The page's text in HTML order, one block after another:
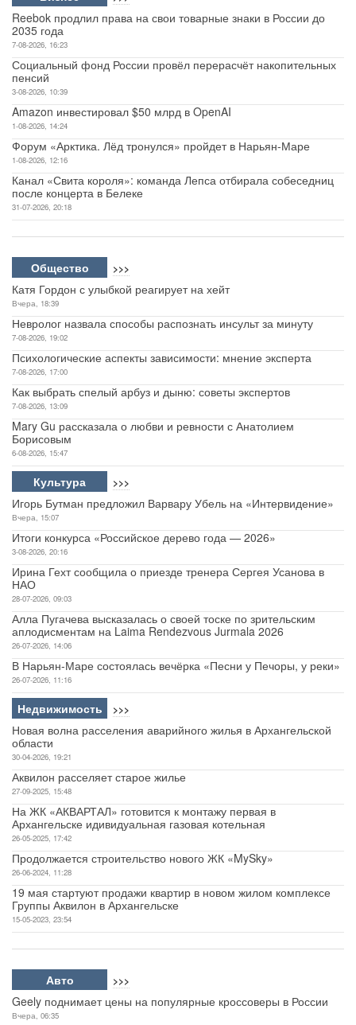
Reebok продлил права на свои товарные знаки в России до
2035 года
7-08-2026, 16:23
Социальный фонд России провёл перерасчёт накопительных
пенсий
3-08-2026, 10:39
Amazon инвестировал $50 млрд в OpenAI
1-08-2026, 14:24
Форум «Арктика. Лёд тронулся» пройдет в Нарьян-Маре
1-08-2026, 12:16
Канал «Свита короля»: команда Лепса отбирала собеседниц
после концерта в Белеке
31-07-2026, 20:18
Общество >>>
Катя Гордон с улыбкой реагирует на хейт
Вчера, 18:39
Невролог назвала способы распознать инсульт за минуту
7-08-2026, 19:02
Психологические аспекты зависимости: мнение эксперта
7-08-2026, 17:00
Как выбрать спелый арбуз и дыню: советы экспертов
7-08-2026, 13:09
Mary Gu рассказала о любви и ревности с Анатолием
Борисовым
6-08-2026, 15:47
Культура >>>
Игорь Бутман предложил Варвару Убель на «Интервидение»
Вчера, 15:07
Итоги конкурса «Российское дерево года — 2026»
3-08-2026, 20:16
Ирина Гехт сообщила о приезде тренера Сергея Усанова в
НАО
28-07-2026, 09:03
Алла Пугачева высказалась о своей тоске по зрительским
аплодисментам на Laima Rendezvous Jurmala 2026
26-07-2026, 14:06
В Нарьян-Маре состоялась вечёрка «Песни у Печоры, у реки»
26-07-2026, 11:16
Недвижимость >>>
Новая волна расселения аварийного жилья в Архангельской
области
30-04-2026, 19:21
Аквилон расселяет старое жилье
27-09-2025, 15:48
На ЖК «АКВАРТАЛ» готовится к монтажу первая в
Архангельске идивидуальная газовая котельная
26-05-2025, 17:42
Продолжается строительство нового ЖК «MySky»
26-06-2024, 11:28
19 мая стартуют продажи квартир в новом жилом комплексе
Группы Аквилон в Архангельске
15-05-2023, 23:54
Авто >>>
Geely поднимает цены на популярные кроссоверы в России
Вчера, 06:35